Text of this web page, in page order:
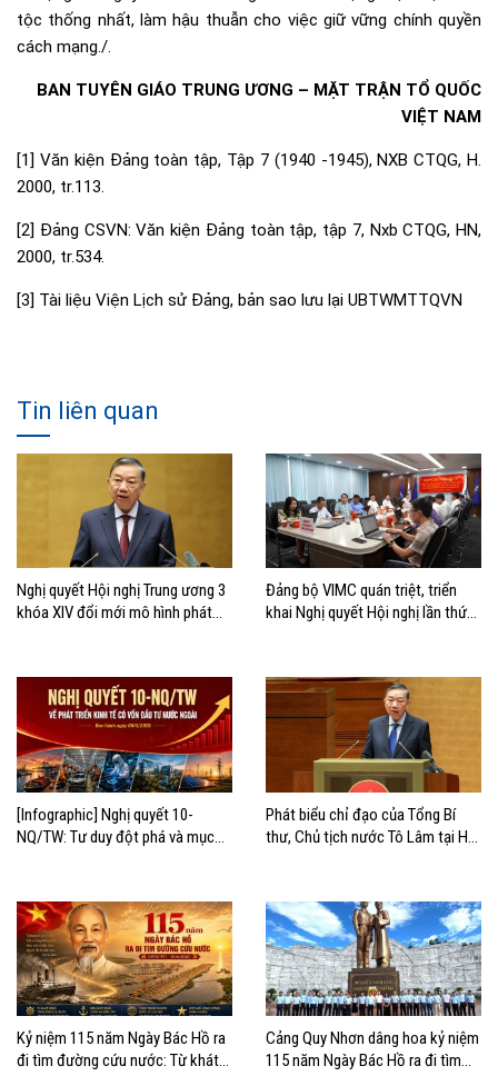
tộc thống nhất, làm hậu thuẫn cho việc giữ vững chính quyền
cách mạng./.
BAN TUYÊN GIÁO TRUNG ƯƠNG – MẶT TRẬN TỔ QUỐC
VIỆT NAM
[1] Văn kiện Đảng toàn tập, Tập 7 (1940 -1945), NXB CTQG, H.
2000, tr.113.
[2] Đảng CSVN: Văn kiện Đảng toàn tập, tập 7, Nxb CTQG, HN,
2000, tr.534.
[3] Tài liệu Viện Lịch sử Đảng, bản sao lưu lại UBTWMTTQVN
Tin liên quan
Nghị quyết Hội nghị Trung ương 3
khóa XIV đổi mới mô hình phát
Đảng bộ VIMC quán triệt, triển
khai Nghị quyết Hội nghị lần thứ
[Infographic] Nghị quyết 10-
NQ/TW: Tư duy đột phá và mục
Phát biểu chỉ đạo của Tổng Bí
thư, Chủ tịch nước Tô Lâm tại Hội
Kỷ niệm 115 năm Ngày Bác Hồ ra
đi tìm đường cứu nước: Từ khát
Cảng Quy Nhơn dâng hoa kỷ niệm
115 năm Ngày Bác Hồ ra đi tìm